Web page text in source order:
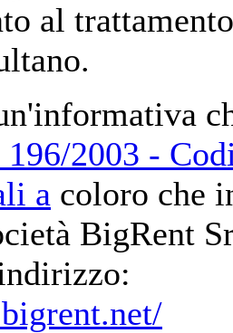
al
2003 -
a coloro che
BigRent